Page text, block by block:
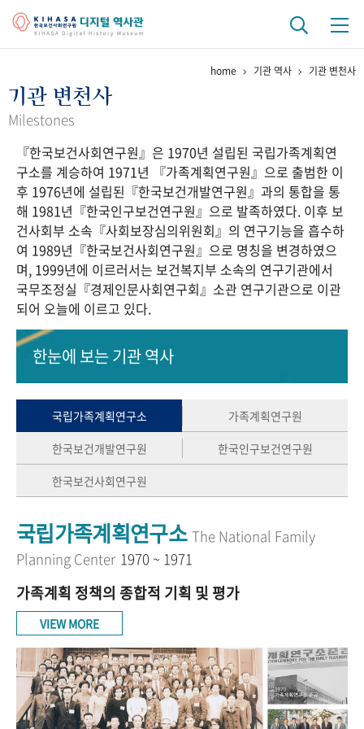
걸어온 길 기관 변천사
연구 역사
정책과 연구 키워드로 보는 연구 역사
연구자들
간행물 변천사
기록물 아카이브
사진 아카이브 문서 기록물 행정박물 영상 기록물
50+1 주년 기념
세계와 함께 한 KIHASA
VR 역사관
home 기관 역사 기관 변천사
기관 변천사
Milestones
『한국보건사회연구원』은 1970년 설립된 국립가족계획연
구소를 계승하여 1971년 『가족계획연구원』으로 출범한 이
후 1976년에 설립된『한국보건개발연구원』과의 통합을 통
해 1981년『한국인구보건연구원』으로 발족하였다. 이후 보
건사회부 소속『사회보장심의위원회』의 연구기능을 흡수하
여 1989년『한국보건사회연구원』으로 명칭을 변경하였으
며, 1999년에 이르러서는 보건복지부 소속의 연구기관에서
국무조정실『경제인문사회연구회』소관 연구기관으로 이관
되어 오늘에 이르고 있다.
한눈에 보는기관 역사
국립가족계획연구소
가족계획연구원
한국보건개발연구원
한국인구보건연구원
한국보건사회연구원
국립가족계획연구소 The National Family
Planning Center 1970 ~ 1971
가족계획 정책의 종합적 기획 및 평가
VIEW MORE